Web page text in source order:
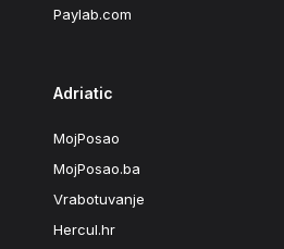
Paylab.com
Adriatic
MojPosao
MojPosao.ba
Vrabotuvanje
Hercul.hr